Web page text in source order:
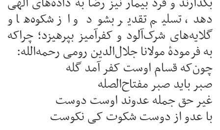
دهد، تسلیم تقدیر بشود و از شکوه‌ها و
گلایه‌های شرک‌آلود و کفرآمیز بپرهیزد؛ چراکه
به فرمودهٔ مولانا جلال‌الدین رومی رحمه‌الله:
چون‌که قسام اوست کفر آمد گله
صبر باید صبر مفتاح‌الصله
غیر حق جمله عدوند اوست دوست
با عدو از دوست شکوت کی نکوست